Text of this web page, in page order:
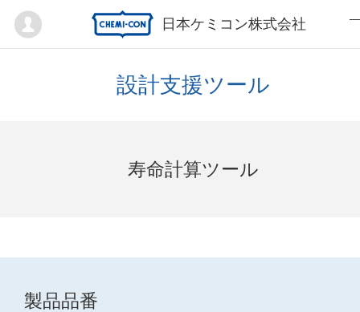
日本ケミコン株式会社
Mypage
設計支援ツール
寿命計算ツール
製品品番